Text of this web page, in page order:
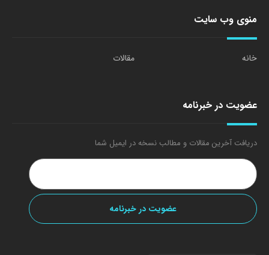
منوی وب سایت
خانه مقالات
عضویت در خبرنامه
دریافت آخرین مقالات و مطالب نسخه در ایمیل شما